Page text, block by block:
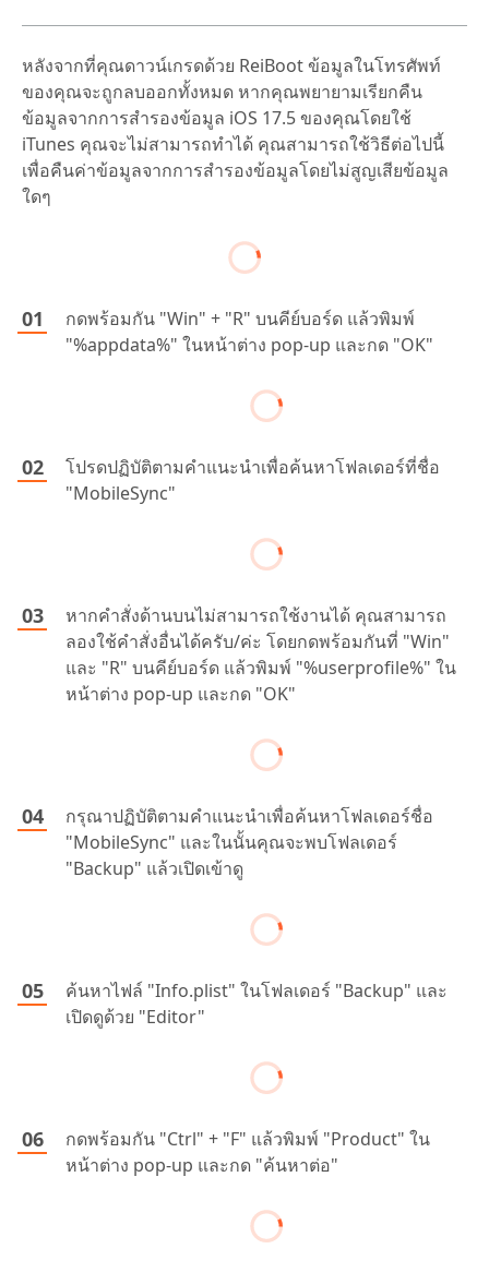
หลังจากที่คุณดาวน์เกรดด้วย ReiBoot ข้อมูลในโทรศัพท์
ของคุณจะถูกลบออกทั้งหมด หากคุณพยายามเรียกคืน
ข้อมูลจากการสำรองข้อมูล iOS 17.5 ของคุณโดยใช้
iTunes คุณจะไม่สามารถทำได้ คุณสามารถใช้วิธีต่อไปนี้
เพื่อคืนค่าข้อมูลจากการสำรองข้อมูลโดยไม่สูญเสียข้อมูล
ใดๆ
กดพร้อมกัน "Win" + "R" บนคีย์บอร์ด แล้วพิมพ์
"%appdata%" ในหน้าต่าง pop-up และกด "OK"
โปรดปฏิบัติตามคำแนะนำเพื่อค้นหาโฟลเดอร์ที่ชื่อ
"MobileSync"
หากคำสั่งด้านบนไม่สามารถใช้งานได้ คุณสามารถ
ลองใช้คำสั่งอื่นได้ครับ/ค่ะ โดยกดพร้อมกันที่ "Win"
และ "R" บนคีย์บอร์ด แล้วพิมพ์ "%userprofile%" ใน
หน้าต่าง pop-up และกด "OK"
กรุณาปฏิบัติตามคำแนะนำเพื่อค้นหาโฟลเดอร์ชื่อ
"MobileSync" และในนั้นคุณจะพบโฟลเดอร์
"Backup" แล้วเปิดเข้าดู
ค้นหาไฟล์ "Info.plist" ในโฟลเดอร์ "Backup" และ
เปิดดูด้วย "Editor"
กดพร้อมกัน "Ctrl" + "F" แล้วพิมพ์ "Product" ใน
หน้าต่าง pop-up และกด "ค้นหาต่อ"